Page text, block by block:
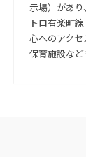
示場）があ
トロ有楽町
心へのアク
保育施設など